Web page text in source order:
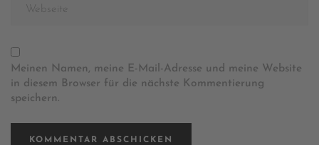
Meinen Namen, meine E-Mail-Adresse und meine Website
in diesem Browser für die nächste Kommentierung
speichern.